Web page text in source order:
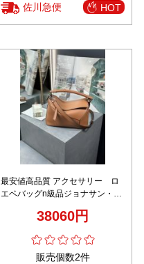
佐川急便 HOT
最安値高品質 アクセサリー ロ
エベバッグn級品ジョナサン・ア
38060円
販売個数2件